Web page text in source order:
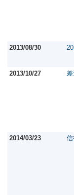
2013/08/30
2013/10/27
2014/03/23